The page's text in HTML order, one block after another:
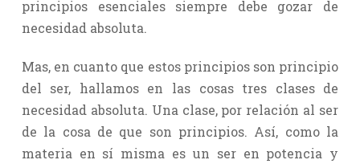
principios esenciales siempre debe gozar de
necesidad absoluta.
Mas, en cuanto que estos principios son principio
del ser, hallamos en las cosas tres clases de
necesidad absoluta. Una clase, por relación al ser
de la cosa de que son principios. Así, como la
materia en sí misma es un ser en potencia y